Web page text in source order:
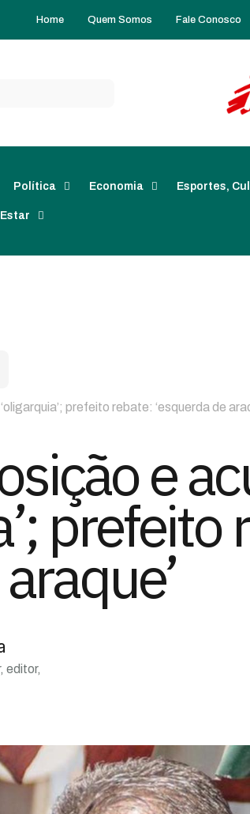
Home Quem Somos Fale Conosco
Política Economia Esportes,
prefeito rebate: ‘esquerda de
e
prefeito
editor,